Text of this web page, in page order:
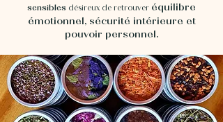
sensibles désireux de retrouver équilibre
émotionnel, sécurité intérieure et
pouvoir personnel.